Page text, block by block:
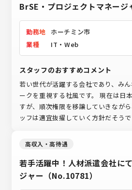
BrSE・プロジェクトマネージ
（No.10785）
勤務地
ホーチミン市
業種
IT・Web
スタッフのおすすめコメント
若い世代が活躍する会社であり、み
ークを重視する社風です。 現在は日
すが、順次権限を移譲していきなが
ッフは適宜抜擢していく方針だそう
促進しているため、スタッフ育成を
心が強い方にとってその機会がある会
高収入・高待遇
若手活躍中！人材派遣会社に
ジャー（No.10781）